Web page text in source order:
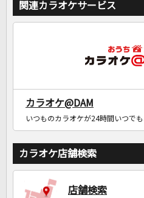
関連カラオケサービス
カラオケ@DAM
いつものカラオケが24時間いつで
カラオケ店舗検索
店舗検索